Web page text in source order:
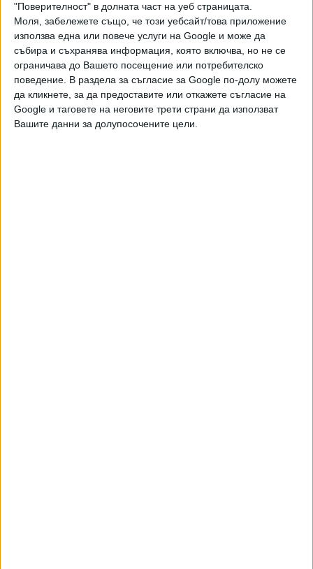
"Поверителност" в долната част на уеб страницата.
Моля, забележете също, че този уебсайт/това приложение
използва една или повече услуги на Google и може да
събира и съхранява информация, която включва, но не се
ограничава до Вашето посещение или потребителско
поведение. В раздела за съгласие за Google по-долу можете
да кликнете, за да предоставите или откажете съгласие на
Google и таговете на неговите трети страни да използват
Вашите данни за долупосочените цели.
От запад на изток ще има временни увеличения на
облачността и на места след обяд и през нощта срещу
сряда ще превали и прегърми. Максималните
температури ще бъдат от 21°-22° на места в западните
райони до 28°-29° в Югоизточна България, в София -
около 21°.
Последвайте ни и в